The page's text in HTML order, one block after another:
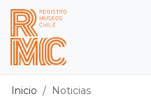
Contenido principal
Registro
Inicio Noticias